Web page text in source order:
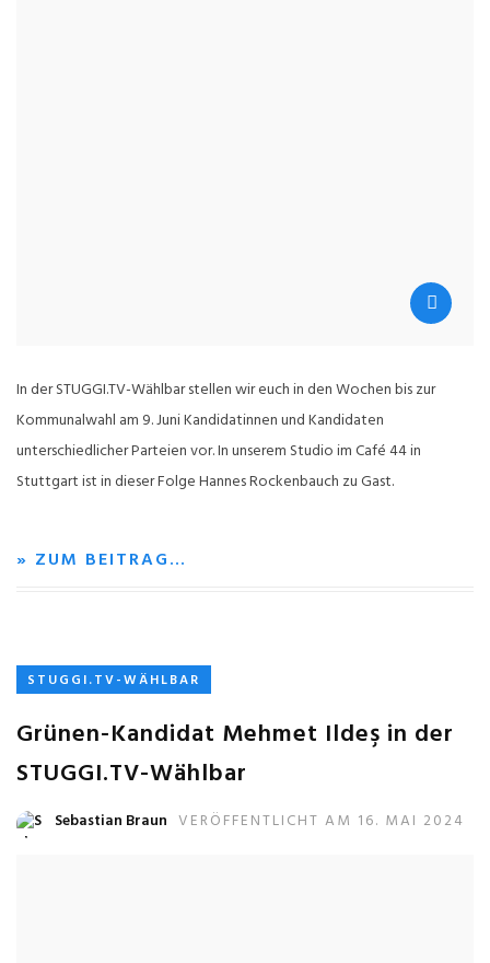
In der STUGGI.TV-Wählbar stellen wir euch in den Wochen bis zur
Kommunalwahl am 9. Juni Kandidatinnen und Kandidaten
unterschiedlicher Parteien vor. In unserem Studio im Café 44 in
Stuttgart ist in dieser Folge Hannes Rockenbauch zu Gast.
» ZUM BEITRAG…
STUGGI.TV-WÄHLBAR
Grünen-Kandidat Mehmet Ildeş in der
STUGGI.TV-Wählbar
Sebastian Braun VERÖFFENTLICHT AM 16. MAI 2024